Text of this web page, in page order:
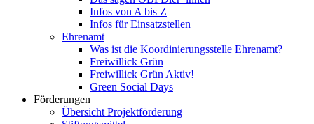
Infos von A bis Z
Infos für Einsatzstellen
Ehrenamt
Was ist die Koordinierungsstelle Ehrenamt?
Freiwillick Grün
Freiwillick Grün Aktiv!
Green Social Days
Förderungen
Übersicht Projektförderung